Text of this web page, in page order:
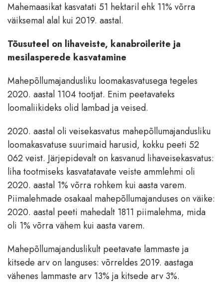
Mahemaasikat kasvatati 51 hektaril ehk 11% võrra
väiksemal alal kui 2019. aastal.
Tõusuteel on lihaveiste, kanabroilerite ja
mesilasperede kasvatamine
Mahepõllumajandusliku loomakasvatusega tegeles
2020. aastal 1104 tootjat. Enim peetavateks
loomaliikideks olid lambad ja veised.
2020. aastal oli veisekasvatus mahepõllumajandusliku
loomakasvatuse suurimaid harusid, kokku peeti 52
062 veist. Järjepidevalt on kasvanud lihaveisekasvatus:
liha tootmiseks kasvatatavate veiste ammlehmi oli
2020. aastal 1% võrra rohkem kui aasta varem.
Piimalehmade osakaal mahepõllumajanduses on väike:
2020. aastal peeti mahedalt 1811 piimalehma, mida
oli 1% võrra vähem kui aasta varem.
Mahepõllumajanduslikult peetavate lammaste ja
kitsede arv on languses: võrreldes 2019. aastaga
vähenes lammaste arv 13% ja kitsede arv 3%.